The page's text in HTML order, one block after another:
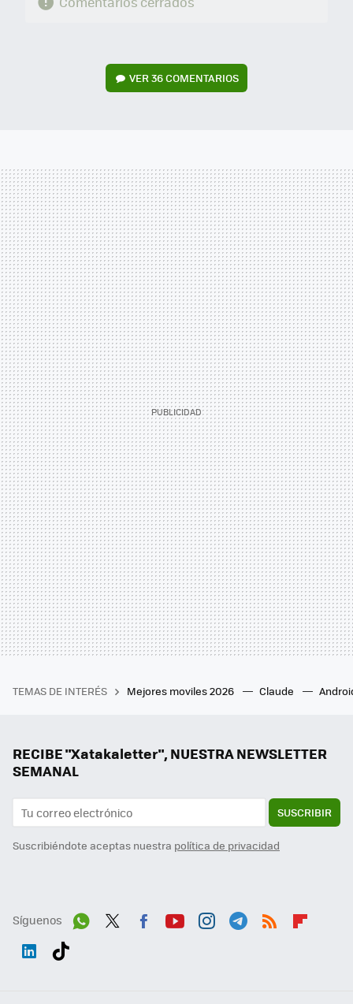
VER36 COMENTARIOS
TEMAS DE INTERÉS Mejores moviles 2026 Claude
RECIBE "Xatakaletter", NUESTRA NEWSLETTER
SEMANAL
SUSCRIBIR
Suscribiéndote aceptas nuestra política de privacidad
Síguenos